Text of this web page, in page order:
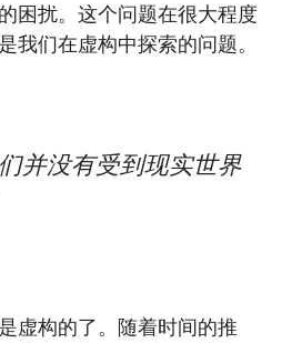
困扰。这个问题在很大程度
我们在虚构中探索的问题。
并没有受到现实世界
虚构的了。随着时间的推